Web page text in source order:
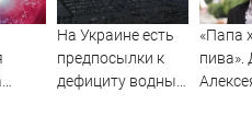
На Украине есть
предпосылки к
дефициту водных
«Папа
пива».